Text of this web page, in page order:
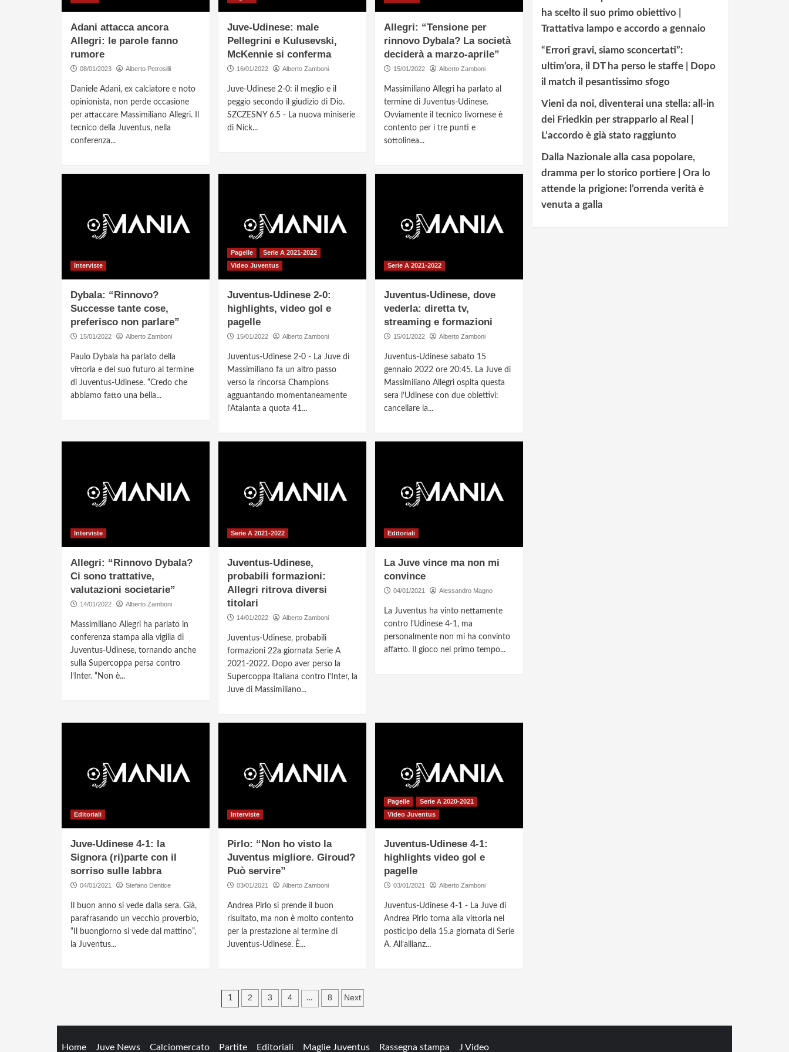
Adani attacca ancora
Allegri: le parole fanno
rumore
08/01/2023 Alberto Petrosilli
Daniele Adani, ex calciatore e noto
opinionista, non perde occasione
per attaccare Massimiliano Allegri. Il
tecnico della Juventus, nella
conferenza...
Juve-Udinese: male
Pellegrini e Kulusevski,
McKennie si conferma
16/01/2022 Alberto Zamboni
Juve-Udinese 2-0: il meglio e il
peggio secondo il giudizio di Dio.
SZCZESNY 6.5 - La nuova miniserie
di Nick...
Allegri: “Tensione per
rinnovo Dybala? La società
deciderà a marzo-aprile”
15/01/2022 Alberto Zamboni
Massimiliano Allegri ha parlato al
termine di Juventus-Udinese.
Ovviamente il tecnico livornese è
contento per i tre punti e
sottolinea...
Interviste
Dybala: “Rinnovo?
Successe tante cose,
preferisco non parlare”
15/01/2022 Alberto Zamboni
Paulo Dybala ha parlato della
vittoria e del suo futuro al termine
di Juventus-Udinese. “Credo che
abbiamo fatto una bella...
Pagelle
Serie A 2021-2022
Video Juventus
Juventus-Udinese 2-0:
highlights, video gol e
pagelle
15/01/2022 Alberto Zamboni
Juventus-Udinese 2-0 - La Juve di
Massimiliano fa un altro passo
verso la rincorsa Champions
agguantando momentaneamente
l’Atalanta a quota 41...
Serie A 2021-2022
Juventus-Udinese, dove
vederla: diretta tv,
streaming e formazioni
15/01/2022 Alberto Zamboni
Juventus-Udinese sabato 15
gennaio 2022 ore 20:45. La Juve di
Massimiliano Allegri ospita questa
sera l’Udinese con due obiettivi:
cancellare la...
Interviste
Allegri: “Rinnovo Dybala?
Ci sono trattative,
valutazioni societarie”
14/01/2022 Alberto Zamboni
Massimiliano Allegri ha parlato in
conferenza stampa alla vigilia di
Juventus-Udinese, tornando anche
sulla Supercoppa persa contro
l’Inter. “Non è...
Serie A 2021-2022
Juventus-Udinese,
probabili formazioni:
Allegri ritrova diversi
titolari
14/01/2022 Alberto Zamboni
Juventus-Udinese, probabili
formazioni 22a giornata Serie A
2021-2022. Dopo aver perso la
Supercoppa Italiana contro l’Inter, la
Juve di Massimiliano...
Editoriali
La Juve vince ma non mi
convince
04/01/2021 Alessandro Magno
La Juventus ha vinto nettamente
contro l'Udinese 4-1, ma
personalmente non mi ha convinto
affatto. Il gioco nel primo tempo...
Editoriali
Juve-Udinese 4-1: la
Signora (ri)parte con il
sorriso sulle labbra
04/01/2021 Stefano Dentice
Il buon anno si vede dalla sera. Già,
parafrasando un vecchio proverbio,
“Il buongiorno si vede dal mattino”,
la Juventus...
Interviste
Pirlo: “Non ho visto la
Juventus migliore. Giroud?
Può servire”
03/01/2021 Alberto Zamboni
Andrea Pirlo si prende il buon
risultato, ma non è molto contento
per la prestazione al termine di
Juventus-Udinese. È...
Pagelle
Serie A 2020-2021
Video Juventus
Juventus-Udinese 4-1:
highlights video gol e
pagelle
03/01/2021 Alberto Zamboni
Juventus-Udinese 4-1 - La Juve di
Andrea Pirlo torna alla vittoria nel
posticipo della 15.a giornata di Serie
A. All’allianz...
Navigazione
1 2 3 4 … 8 Next
ha scelto il suo primo obiettivo |
Trattativa lampo e accordo a gennaio
“Errori gravi, siamo sconcertati”:
ultim’ora, il DT ha perso le staffe | Dopo
il match il pesantissimo sfogo
Vieni da noi, diventerai una stella: all-in
dei Friedkin per strapparlo al Real |
L’accordo è già stato raggiunto
Dalla Nazionale alla casa popolare,
dramma per lo storico portiere | Ora lo
attende la prigione: l’orrenda verità è
venuta a galla
Home Juve News Calciomercato Partite Editoriali Maglie Juventus Rassegna stampa J Video